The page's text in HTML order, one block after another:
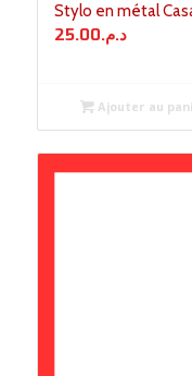
Stylo en métal
د.م.25.00
Ajouter au